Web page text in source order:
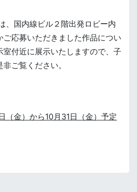
、国内線ビル２階出発ロビー内
ご応募いただきました作品につい
室付近に展示いたしますので、子
ご覧ください。
（金）から10月31日（金）予定